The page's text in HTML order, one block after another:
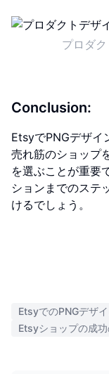
プロダ
Conclusion:
EtsyでPNGデザイ
売れ筋のショップ
を選ぶことが重要
ションまでのステ
けるでしょう。
EtsyでのPNGデザ
Etsyショップの成